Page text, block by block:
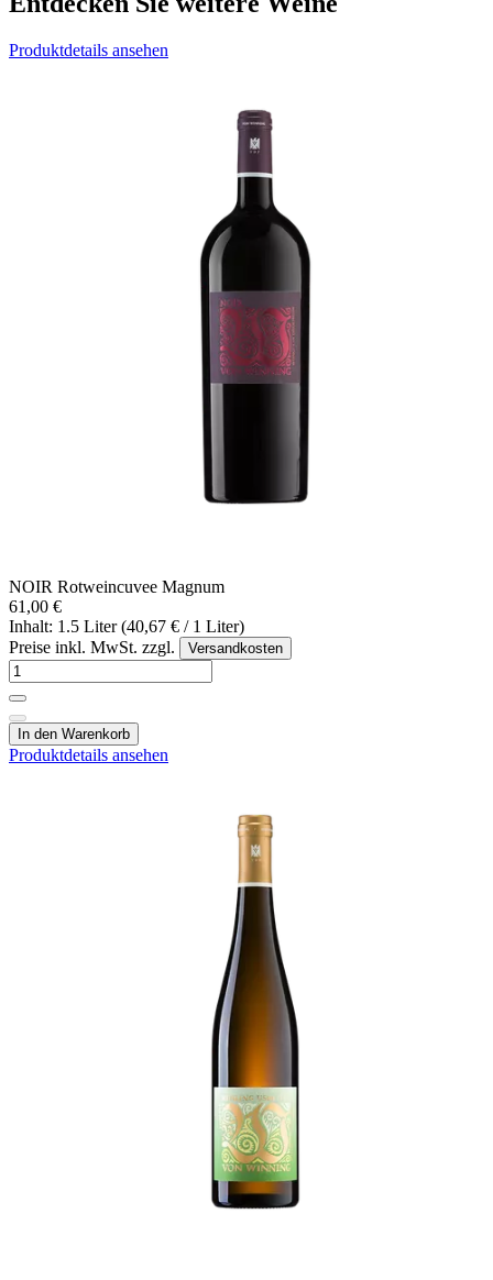
Produktdetails ansehen
NOIR Rotweincuvee Magnum
61,00 €
Inhalt: 1.5 Liter (40,67 € / 1 Liter)
Preise inkl. MwSt. zzgl.
Versandkosten
In den Warenkorb
Produktdetails ansehen